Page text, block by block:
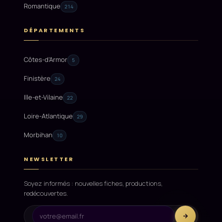
Romantique 214
DÉPARTEMENTS
Côtes-d'Armor 5
Finistère 24
Ille-et-Vilaine 22
Loire-Atlantique 29
Morbihan 10
NEWSLETTER
Soyez informés : nouvelles fiches, productions,
redécouvertes.